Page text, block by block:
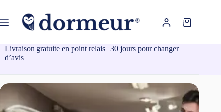
contenu
Panier
Livraison gratuite en point relais | 30 jours pour changer
d’avis